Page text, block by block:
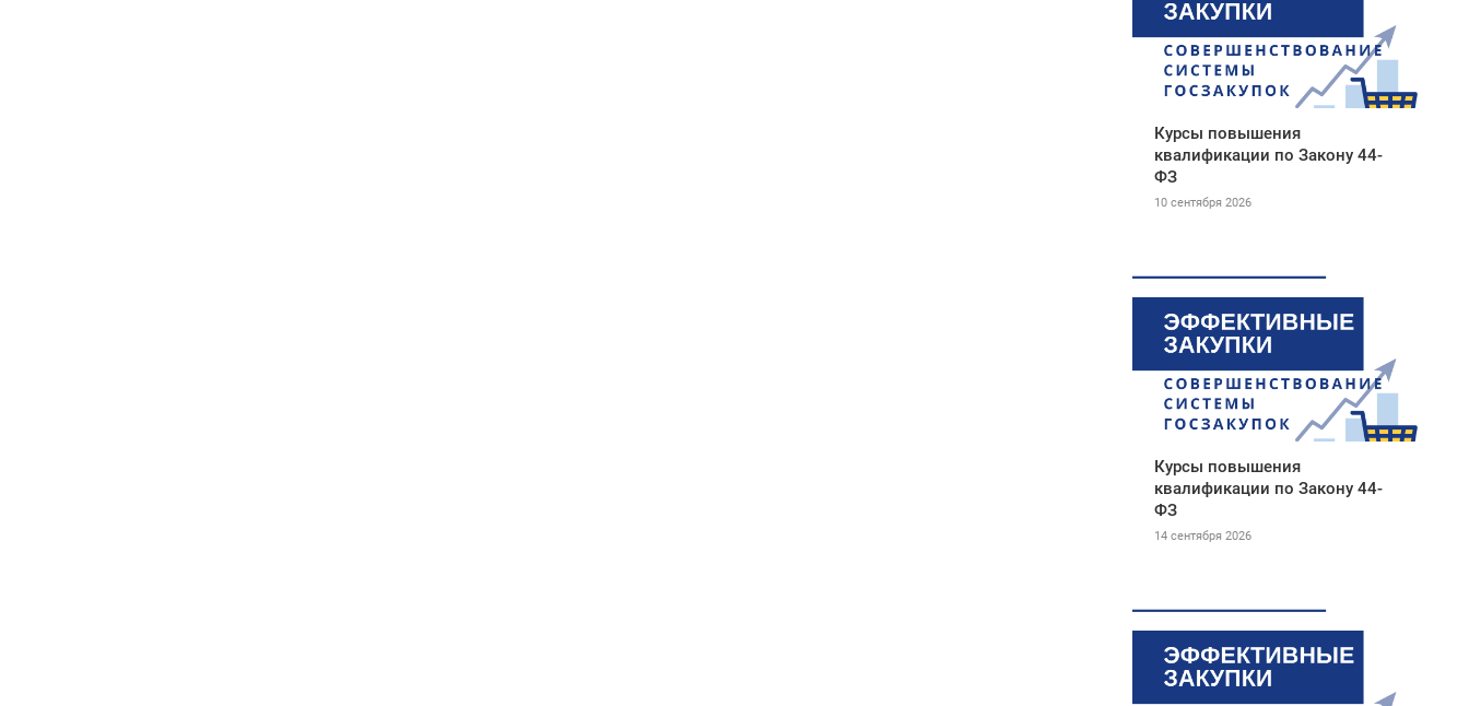
Курсы повышения
квалификации по Закону 44-
ФЗ
10 сентября 2026
Курсы повышения
квалификации по Закону 44-
ФЗ
14 сентября 2026